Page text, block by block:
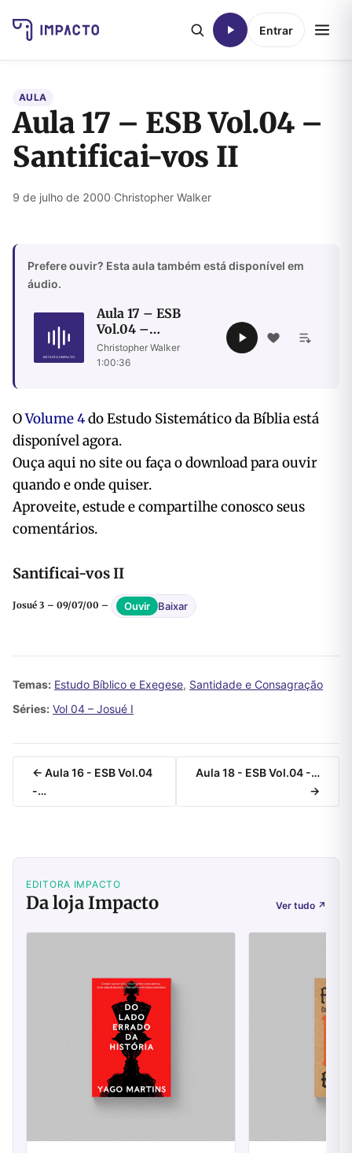
Entrar
AULA
Aula 17 – ESB Vol.04 –
Santificai-vos II
9 de julho de 2000·Christopher Walker
Prefere ouvir? Esta aula também está disponível em
áudio.
Aula 17 – ESB
Vol.04 –
Santificai-vos II
Christopher Walker
1:00:36
OVolume 4do Estudo Sistemático da Bíblia está
disponível agora.
Ouça aqui no site ou faça o download para ouvir
quando e onde quiser.
Aproveite, estude e compartilhe conosco seus
comentários.
Santificai-vos II
Josué 3 – 09/07/00 – Ouvir Baixar
Temas: Estudo Bíblico e Exegese, Santidade e Consagração
Séries: Vol 04 – Josué I
← Aula 16 - ESB Vol.04
-…
Aula 18 - ESB Vol.04 -…
→
EDITORA IMPACTO
Da loja Impacto Ver tudo ↗